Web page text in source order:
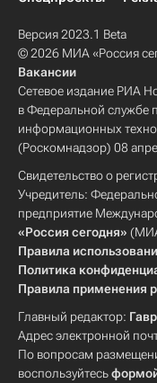
Версия 2023.1 Beta
© 2026 МИА «Россия
Вакансии
Сетевое издание РИА
в Федеральной службе
информационных
(Роскомнадзор) 08
Свидетельство о
Учредитель:
предприятие
«Россия сегодня»
Правила
Политика
Правила применения
Главный редактор:
Адрес электронной
По вопросам
воспользуйтесь